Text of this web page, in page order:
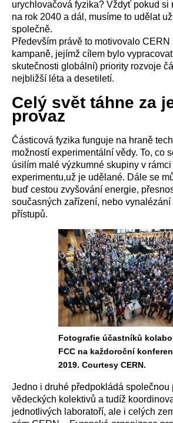
urychlovačová fyzika? Vždyť pokud si
na rok 2040 a dál, musíme to udělat
společně.
Především právě to motivovalo
kampaně, jejímž cílem bylo
skutečnosti globální) priority rozvoje
nejbližší léta a desetiletí.
Celý svět táhne za
provaz
Částicová fyzika funguje na hraně
možností experimentální vědy. To, co
úsilím malé výzkumné skupiny v
experimentu,už je udělané. Dále se
buď cestou zvyšování energie,
současných zařízení, nebo
přístupů.
Fotografie účastníků
FCC na každoroční
2019. Courtesy CERN.
Jedno i druhé předpokládá společnou
vědeckých kolektivů a tudíž
jednotlivých laboratoří, ale i celých